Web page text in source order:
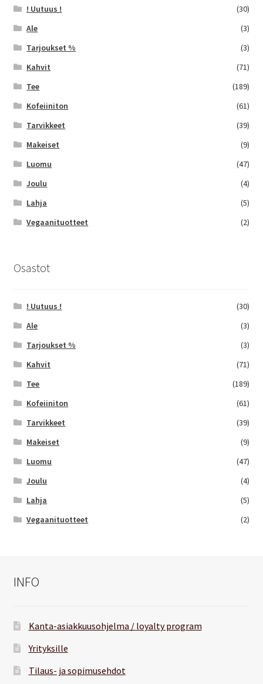
! Uutuus !
(30)
Ale
(3)
Tarjoukset %
(3)
Kahvit
(71)
Tee
(189)
Kofeiiniton
(61)
Tarvikkeet
(39)
Makeiset
(9)
Luomu
(47)
Joulu
(4)
Lahja
(5)
Vegaanituotteet
(2)
Osastot
! Uutuus !
(30)
Ale
(3)
Tarjoukset %
(3)
Kahvit
(71)
Tee
(189)
Kofeiiniton
(61)
Tarvikkeet
(39)
Makeiset
(9)
Luomu
(47)
Joulu
(4)
Lahja
(5)
Vegaanituotteet
(2)
INFO
Kanta-asiakkuusohjelma / loyalty program
Yrityksille
Tilaus- ja sopimusehdot